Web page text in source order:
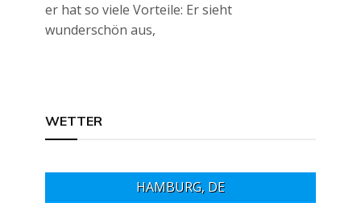
er hat so viele Vorteile: Er sieht
wunderschön aus,
WETTER
HAMBURG, DE